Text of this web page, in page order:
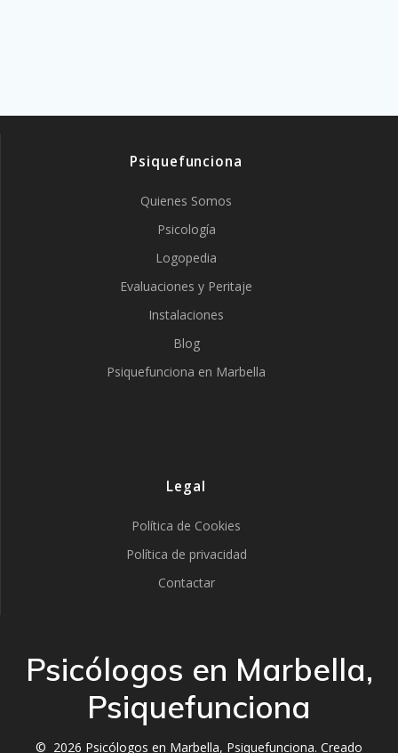
Psiquefunciona
Quienes Somos
Psicología
Logopedia
Evaluaciones y Peritaje
Instalaciones
Blog
Psiquefunciona en Marbella
Legal
Política de Cookies
Política de privacidad
Contactar
Psicólogos en Marbella,
Psiquefunciona
© 2026 Psicólogos en Marbella, Psiquefunciona. Creado